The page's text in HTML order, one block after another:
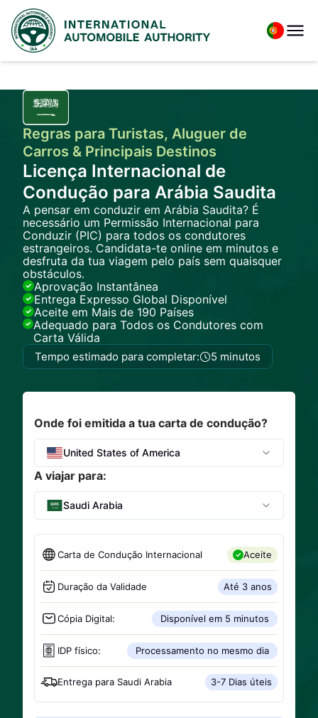
Regras para Turistas, Aluguer de
Carros & Principais Destinos
Licença Internacional de
Condução para Arábia Saudita
A pensar em conduzir em Arábia Saudita? É
necessário um Permissão Internacional para
Conduzir (PIC) para todos os condutores
estrangeiros. Candidata-te online em minutos e
desfruta da tua viagem pelo país sem quaisquer
obstáculos.
Aprovação Instantânea
Entrega Expresso Global Disponível
Aceite em Mais de 190 Países
Adequado para Todos os Condutores com
Carta Válida
Tempo estimado para completar: 5 minutos
Onde foi emitida a tua carta de condução?
United States of America
A viajar para:
Saudi Arabia
Carta de Condução Internacional Aceite
Duração da Validade Até 3 anos
Cópia Digital: Disponível em 5 minutos
IDP físico: Processamento no mesmo dia
Entrega para Saudi Arabia 3-7 Dias úteis